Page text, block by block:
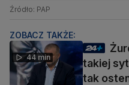
Źródło: PAP
ZOBACZ TAKŻE:
44 min
takiej
tak